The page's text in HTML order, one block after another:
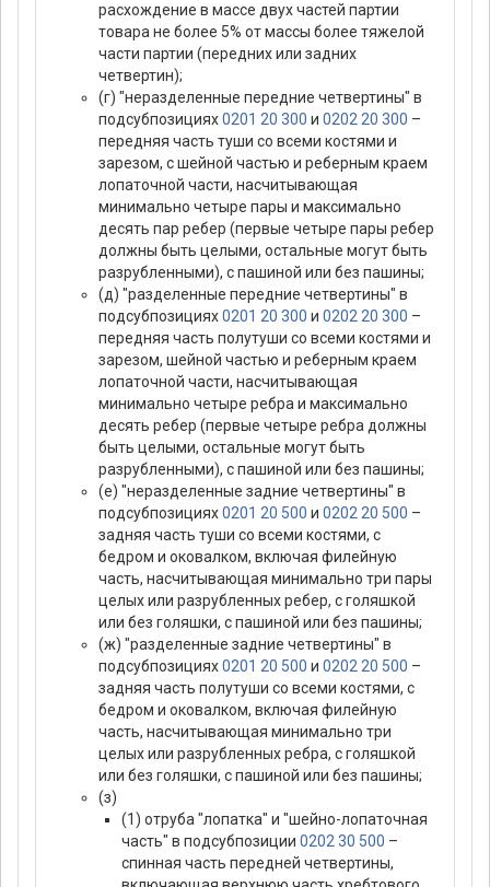
расхождение в массе двух частей партии
товара не более 5% от массы более тяжелой
части партии (передних или задних
четвертин);
(г) "неразделенные передние четвертины" в
подсубпозициях0201 20 300 и 0202 20 300 –
передняя часть туши со всеми костями и
зарезом, с шейной частью и реберным краем
лопаточной части, насчитывающая
минимально четыре пары и максимально
десять пар ребер (первые четыре пары ребер
должны быть целыми, остальные могут быть
разрубленными), с пашиной или без пашины;
(д) "разделенные передние четвертины" в
подсубпозициях0201 20 300 и 0202 20 300 –
передняя часть полутуши со всеми костями и
зарезом, шейной частью и реберным краем
лопаточной части, насчитывающая
минимально четыре ребра и максимально
десять ребер (первые четыре ребра должны
быть целыми, остальные могут быть
разрубленными), с пашиной или без пашины;
(е) "неразделенные задние четвертины" в
подсубпозициях0201 20 500 и 0202 20 500 –
задняя часть туши со всеми костями, с
бедром и оковалком, включая филейную
часть, насчитывающая минимально три пары
целых или разрубленных ребер, с голяшкой
или без голяшки, с пашиной или без пашины;
(ж) "разделенные задние четвертины" в
подсубпозициях0201 20 500 и 0202 20 500 –
задняя часть полутуши со всеми костями, с
бедром и оковалком, включая филейную
часть, насчитывающая минимально три
целых или разрубленных ребра, с голяшкой
или без голяшки, с пашиной или без пашины;
(з)
(1) отруба "лопатка" и "шейно-лопаточная
часть" в подсубпозиции 0202 30 500 –
спинная часть передней четвертины,